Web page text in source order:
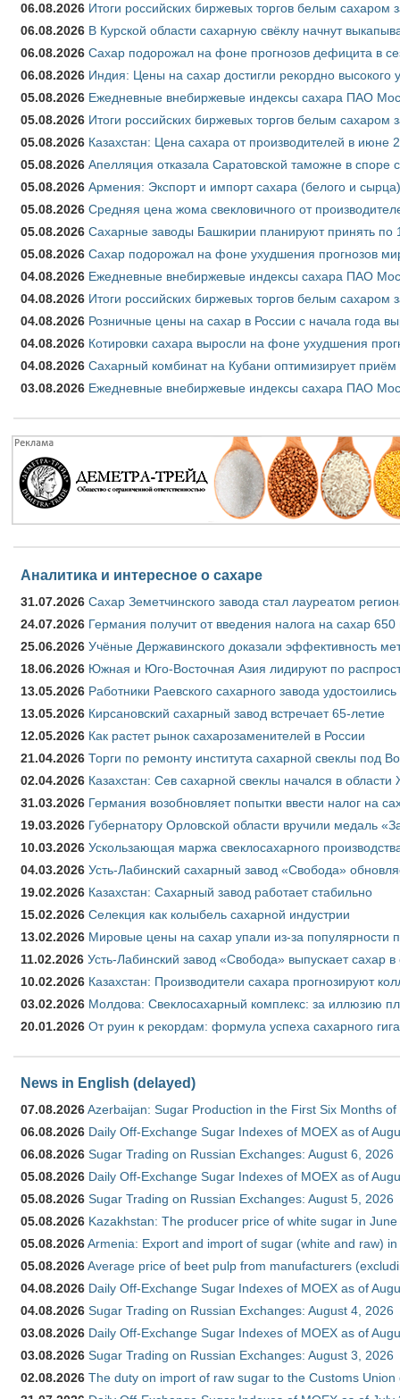
06.08.2026 Итоги российских биржевых торгов белым сахаром
06.08.2026 В Курской области сахарную свёклу начнут
06.08.2026 Сахар подорожал на фоне прогнозов дефицита в
06.08.2026 Индия: Цены на сахар достигли рекордно высокого
05.08.2026 Ежедневные внебиржевые индексы сахара ПАО
05.08.2026 Итоги российских биржевых торгов белым сахаром
05.08.2026 Казахстан: Цена сахара от производителей в июне
05.08.2026 Апелляция отказала Саратовской таможне в
05.08.2026 Армения: Экспорт и импорт сахара (белого и
05.08.2026 Средняя цена жома свекловичного от
05.08.2026 Сахарные заводы Башкирии планируют принять по
05.08.2026 Сахар подорожал на фоне ухудшения прогнозов
04.08.2026 Ежедневные внебиржевые индексы сахара ПАО
04.08.2026 Итоги российских биржевых торгов белым сахаром
04.08.2026 Розничные цены на сахар в России с начала года
04.08.2026 Котировки сахара выросли на фоне ухудшения
04.08.2026 Сахарный комбинат на Кубани оптимизирует приём
03.08.2026 Ежедневные внебиржевые индексы сахара ПАО
Аналитика и интересное о сахаре
31.07.2026 Сахар Земетчинского завода стал лауреатом
24.07.2026 Германия получит от введения налога на сахар
25.06.2026 Учёные Державинского доказали эффективность
18.06.2026 Южная и Юго-Восточная Азия лидируют по
13.05.2026 Работники Раевского сахарного завода удостоились
13.05.2026 Кирсановский сахарный завод встречает 65-летие
12.05.2026 Как растет рынок сахарозаменителей в России
21.04.2026 Торги по ремонту института сахарной свеклы под
02.04.2026 Казахстан: Сев сахарной свеклы начался в области
31.03.2026 Германия возобновляет попытки ввести налог на
19.03.2026 Губернатору Орловской области вручили медаль
10.03.2026 Ускользающая маржа свеклосахарного
04.03.2026 Усть-Лабинский сахарный завод «Свобода»
19.02.2026 Казахстан: Сахарный завод работает стабильно
15.02.2026 Селекция как колыбель сахарной индустрии
13.02.2026 Мировые цены на сахар упали из-за популярности
11.02.2026 Усть-Лабинский завод «Свобода» выпускает сахар в
10.02.2026 Казахстан: Производители сахара прогнозируют
03.02.2026 Молдова: Свеклосахарный комплекс: за иллюзию
20.01.2026 От руин к рекордам: формула успеха сахарного
News in English (delayed)
07.08.2026Azerbaijan: Sugar Production in the First Six Months of
06.08.2026 Daily Off-Exchange Sugar Indexes of MOEX as of
06.08.2026 Sugar Trading on Russian Exchanges: August 6, 2026
05.08.2026 Daily Off-Exchange Sugar Indexes of MOEX as of
05.08.2026 Sugar Trading on Russian Exchanges: August 5, 2026
05.08.2026 Kazakhstan: The producer price of white sugar in
05.08.2026Armenia: Export and import of sugar (white and raw)
05.08.2026Average price of beet pulp from manufacturers
04.08.2026 Daily Off-Exchange Sugar Indexes of MOEX as of
04.08.2026 Sugar Trading on Russian Exchanges: August 4, 2026
03.08.2026 Daily Off-Exchange Sugar Indexes of MOEX as of
03.08.2026 Sugar Trading on Russian Exchanges: August 3, 2026
02.08.2026 The duty on import of raw sugar to the Customs